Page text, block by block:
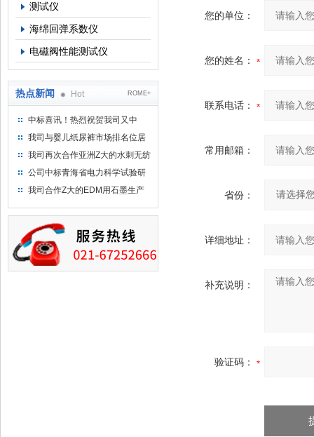
测试仪
海绵回弹系数仪
电磁阀性能测试仪
热点新闻 Hot ROME+
中标喜讯！热烈祝贺我司又中
标！
我司与婴儿纸尿裤市场排名位居
名的全日美实业合作成功！
我司再次合作亚洲Z大的水刺无纺
布供应商-南六企业！
公司中标青海省电力科学试验研
究院！
我司合作Z大的EDM用石墨生产
您的单位：
您的姓名：
联系电话：
常用邮箱：
省份：
详细地址：
补充说明：
验证码：